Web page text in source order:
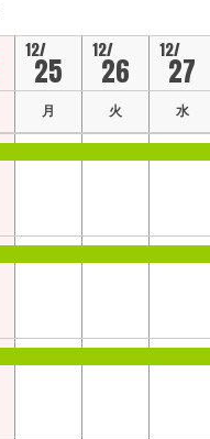
12/
25
12/
26
12/
27
月 火 水